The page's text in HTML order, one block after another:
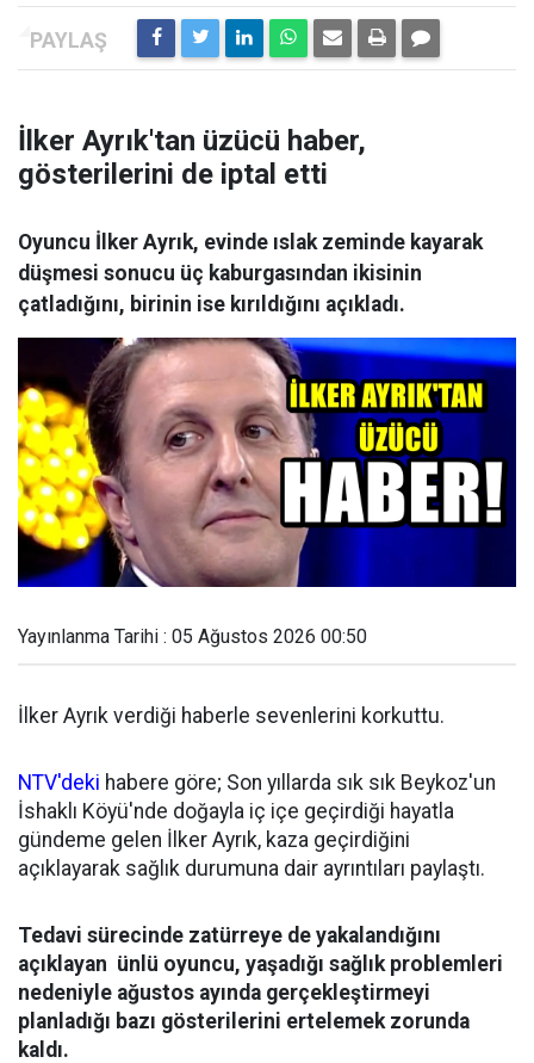
İlker Ayrık'tan üzücü haber,
gösterilerini de iptal etti
Oyuncu İlker Ayrık, evinde ıslak zeminde kayarak
düşmesi sonucu üç kaburgasından ikisinin
çatladığını, birinin ise kırıldığını açıkladı.
Yayınlanma Tarihi : 05 Ağustos 2026 00:50
İlker Ayrık verdiği haberle sevenlerini korkuttu.
NTV'deki habere göre; Son yıllarda sık sık Beykoz'un
İshaklı Köyü'nde doğayla iç içe geçirdiği hayatla
gündeme gelen İlker Ayrık, kaza geçirdiğini
açıklayarak sağlık durumuna dair ayrıntıları paylaştı.
Tedavi sürecinde zatürreye de yakalandığını
açıklayan ünlü oyuncu, yaşadığı sağlık problemleri
nedeniyle ağustos ayında gerçekleştirmeyi
planladığı bazı gösterilerini ertelemek zorunda
kaldı.